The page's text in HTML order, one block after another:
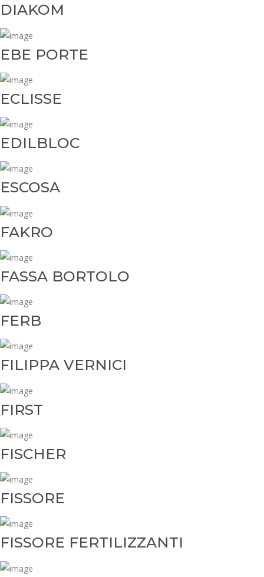
DIAKOM
EBE PORTE
ECLISSE
EDILBLOC
ESCOSA
FAKRO
FASSA BORTOLO
FERB
FILIPPA VERNICI
FIRST
FISCHER
FISSORE
FISSORE FERTILIZZANTI